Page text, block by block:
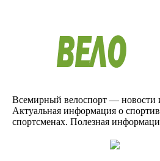
Всемирный велоспорт — новости
Актуальная информация о
спортсменах. Полезная